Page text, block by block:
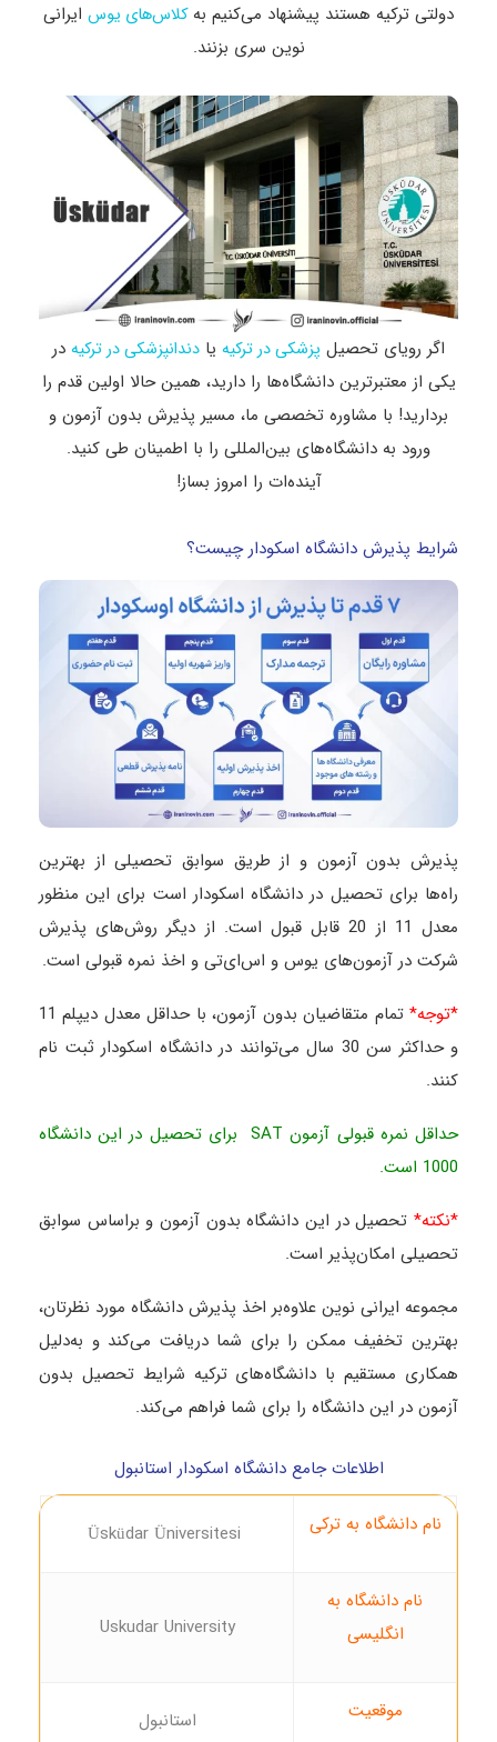
دولتی ترکیه هستند پیشنهاد می‌کنیم بهکلاس‌های یوس ایرانی
نوین سری بزنند.
اگر رویای تحصیل پزشکی در ترکیه یا دندانپزشکی در ترکیه در
یکی از معتبرترین دانشگاه‌ها را دارید، همین حالا اولین قدم را
بردارید! با مشاوره تخصصی ما، مسیر پذیرش بدون آزمون و
ورود به دانشگاه‌های بین‌المللی را با اطمینان طی کنید.
آینده‌ات را امروز بساز!
شرایط پذیرش دانشگاه اسکودار چیست؟
پذیرش بدون آزمون و از طریق سوابق تحصیلی از بهترین
راه‌ها برای تحصیل در دانشگاه اسکودار است برای این منظور
معدل 11 از 20 قابل قبول است. از دیگر روش‌های پذیرش
شرکت در آزمون‌های یوس و اس‌ای‌تی و اخذ نمره قبولی است.
*توجه*
تمام متقاضیان بدون آزمون، با حداقل معدل دیپلم 11
و حداکثر سن 30 سال می‌توانند در دانشگاه اسکودار ثبت نام
کنند.
حداقل نمره قبولی آزمون SAT برای تحصیل در این دانشگاه
1000 است.
*نکته* تحصیل در این دانشگاه بدون آزمون و براساس سوابق
تحصیلی امکان‌پذیر است.
مجموعه ایرانی نوین علاوه‌بر اخذ پذیرش دانشگاه مورد نظرتان،
بهترین تخفیف ممکن را برای شما دریافت می‌کند و به‌دلیل
همکاری مستقیم با دانشگاه‌های ترکیه شرایط تحصیل بدون
آزمون در این دانشگاه را برای شما فراهم می‌کند.
اطلاعات جامع دانشگاه اسکودار استانبول
نام دانشگاه به ترکی
نام دانشگاه به
انگلیسی
Uskudar University
موقعیت استانبول